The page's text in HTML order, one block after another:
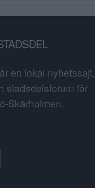
en lokal nyhetssajt,
stadsdelsforum för
Skärholmen.